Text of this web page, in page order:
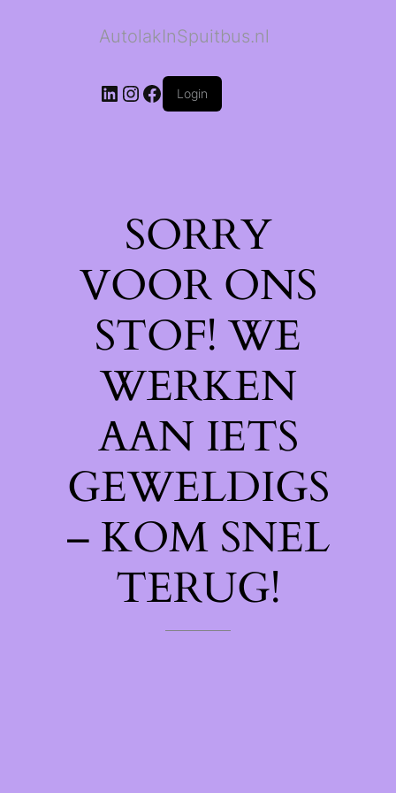
AutolakInSpuitbus.nl
LinkedIn
Instagram
Facebook
Login
SORRY
VOOR ONS
STOF! WE
WERKEN
AAN IETS
GEWELDIGS
– KOM SNEL
TERUG!